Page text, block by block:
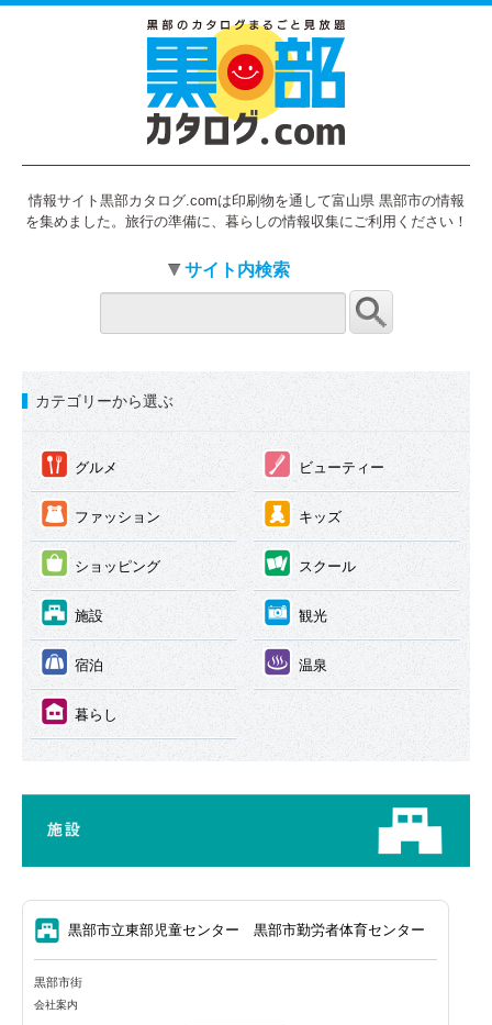
情報サイト黒部カタログ.comは印刷物を通して富山県 黒部市の情報
を集めました。旅行の準備に、暮らしの情報収集にご利用ください！
サイト内検索
カテゴリーから選ぶ
① グルメ ② ビューティー
③ ファッション ④ キッズ
⑤ ショッピング ⑥ スクール
⑦ 施設 ⑧ 観光
⑨ 宿泊 ⑩ 温泉
⑪ 暮らし
⑦ 黒部市立東部児童センター 黒部市勤労者体育センター
黒部市街
会社案内